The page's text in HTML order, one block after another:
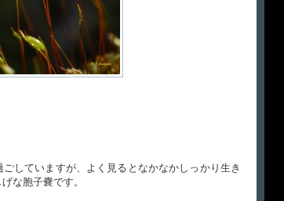
していますが、よく見るとなかなかしっかり生き
な胞子嚢です。